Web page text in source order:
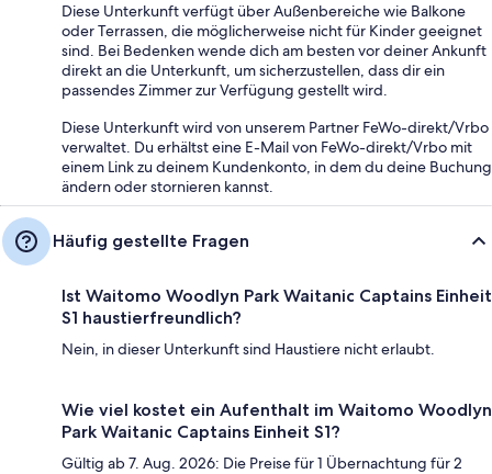
Diese Unterkunft verfügt über Außenbereiche wie Balkone
oder Terrassen, die möglicherweise nicht für Kinder geeignet
sind. Bei Bedenken wende dich am besten vor deiner Ankunft
direkt an die Unterkunft, um sicherzustellen, dass dir ein
passendes Zimmer zur Verfügung gestellt wird.
Diese Unterkunft wird von unserem Partner FeWo-direkt/Vrbo
verwaltet. Du erhältst eine E-Mail von FeWo-direkt/Vrbo mit
einem Link zu deinem Kundenkonto, in dem du deine Buchung
ändern oder stornieren kannst.
Häufig gestellte Fragen
Ist Waitomo Woodlyn Park Waitanic Captains Einheit
S1 haustierfreundlich?
Nein, in dieser Unterkunft sind Haustiere nicht erlaubt.
Wie viel kostet ein Aufenthalt im Waitomo Woodlyn
Park Waitanic Captains Einheit S1?
Gültig ab 7. Aug. 2026: Die Preise für 1 Übernachtung für 2